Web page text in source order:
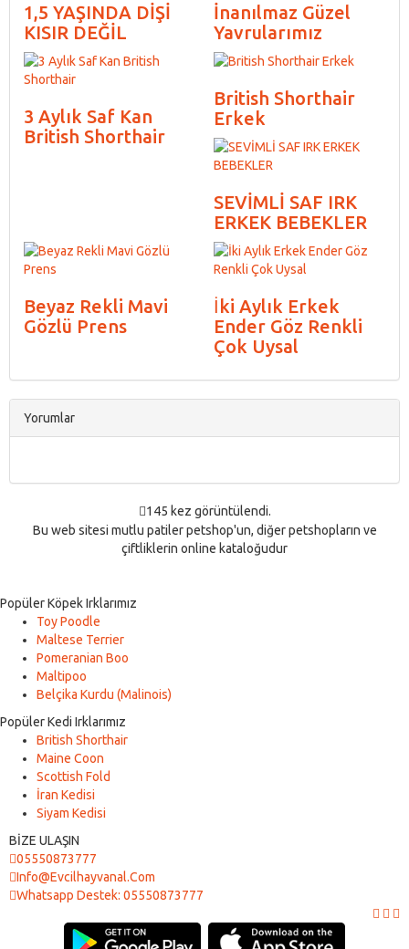
1,5 YAŞINDA DİŞİ
KISIR DEĞİL
İnanılmaz Güzel
Yavrularımız
3 Aylık Saf Kan
British Shorthair
British Shorthair
Erkek
SEVİMLİ SAF IRK
ERKEK BEBEKLER
Beyaz Rekli Mavi
Gözlü Prens
İki Aylık Erkek
Ender Göz Renkli
Çok Uysal
Yorumlar
145 kez görüntülendi.
Bu web sitesi mutlu patiler petshop'un, diğer petshopların ve
çiftliklerin online kataloğudur
Popüler Köpek Irklarımız
Toy Poodle
Maltese Terrier
Pomeranian Boo
Maltipoo
Belçika Kurdu (Malinois)
Popüler Kedi Irklarımız
British Shorthair
Maine Coon
Scottish Fold
İran Kedisi
Siyam Kedisi
BİZE ULAŞIN
05550873777
Info@evcilhayvanal.com
Whatsapp Destek: 05550873777